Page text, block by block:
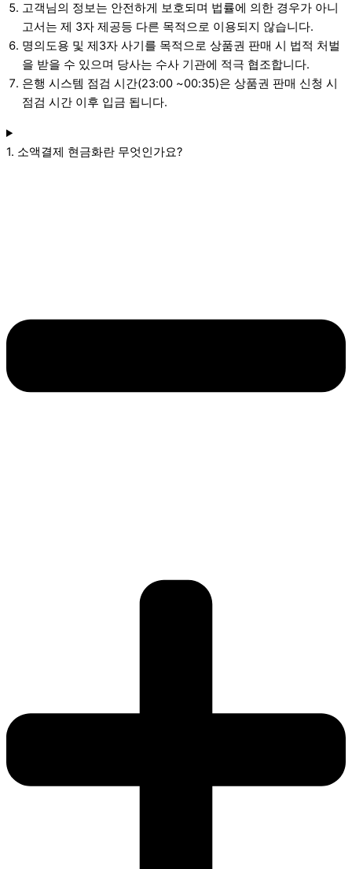
고객님의 정보는 안전하게 보호되며 법률에 의한 경우가 아니
고서는 제 3자 제공등 다른 목적으로 이용되지 않습니다.
명의도용 및 제3자 사기를 목적으로 상품권 판매 시 법적 처벌
을 받을 수 있으며 당사는 수사 기관에 적극 협조합니다.
은행 시스템 점검 시간(23:00 ~00:35)은 상품권 판매 신청 시
점검 시간 이후 입금 됩니다.
1. 소액결제 현금화란 무엇인가요?